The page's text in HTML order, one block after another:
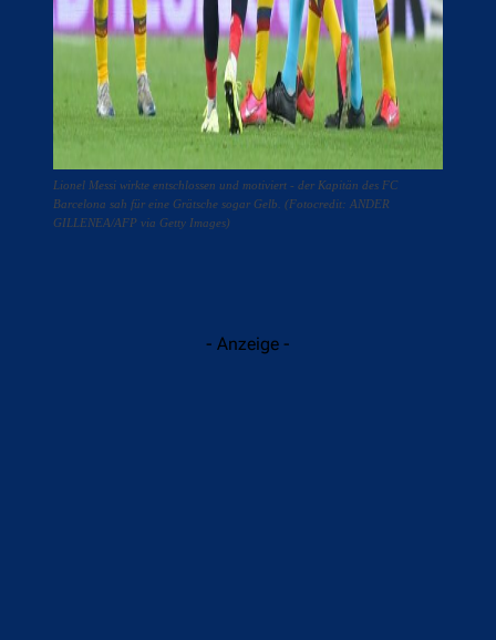
Lionel Messi wirkte entschlossen und motiviert - der Kapitän des FC
Barcelona sah für eine Grätsche sogar Gelb. (Fotocredit: ANDER
GILLENEA/AFP via Getty Images)
- Anzeige -